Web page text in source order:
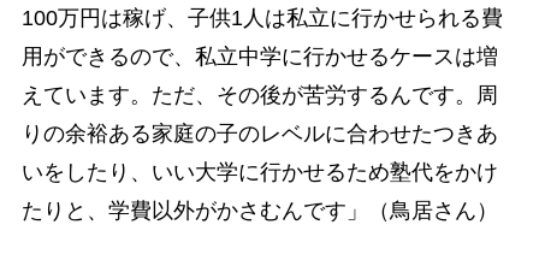
100万円は稼げ、子供1人は私立に行かせられる費
用ができるので、私立中学に行かせるケースは増
えています。ただ、その後が苦労するんです。周
りの余裕ある家庭の子のレベルに合わせたつきあ
いをしたり、いい大学に行かせるため塾代をかけ
たりと、学費以外がかさむんです」（鳥居さん）